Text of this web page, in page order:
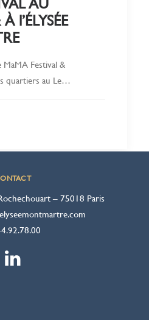
l’ÉLYSÉE
MaMA Festival &
quartiers au Le…
– 75018 Paris